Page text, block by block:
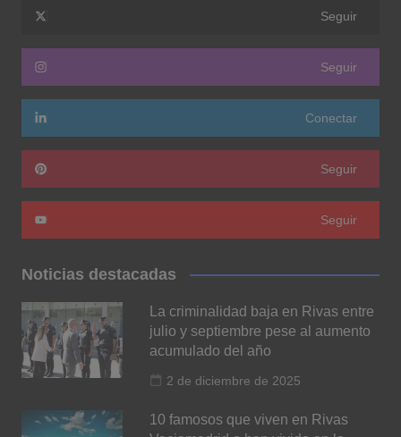
Seguir
Seguir
Conectar
Seguir
Seguir
Noticias destacadas
La criminalidad baja en Rivas entre
julio y septiembre pese al aumento
acumulado del año
2 de diciembre de 2025
10 famosos que viven en Rivas